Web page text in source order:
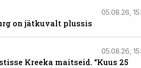
05.08.26,
on jätkuvalt plussis
05.08.26,
Kreeka maitseid. “Kuus 25